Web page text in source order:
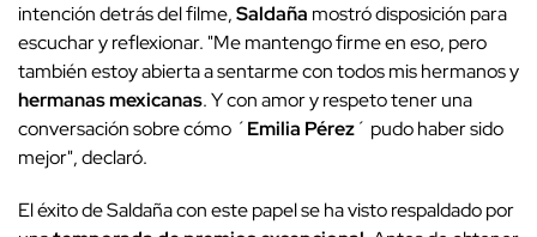
intención detrás del filme,Saldaña mostró disposición para
escuchar y reflexionar. "Me mantengo firme en eso, pero
también estoy abierta a sentarme con todos mis hermanos y
hermanas mexicanas. Y con amor y respeto tener una
conversación sobre cómo ´Emilia Pérez´ pudo haber sido
mejor", declaró.
El éxito de Saldaña con este papel se ha visto respaldado por